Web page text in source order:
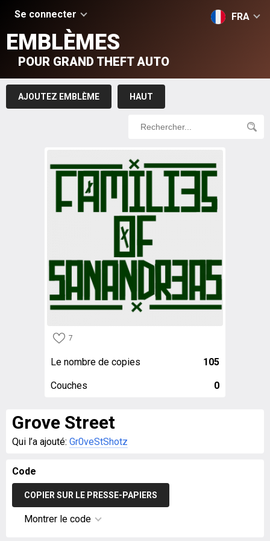
Se connecter FRA
EMBLÈMES
POUR GRAND THEFT AUTO
AJOUTEZ EMBLÈME HAUT
7
Le nombre de copies 105
Couches 0
Grove Street
Qui l’a ajouté: Gr0veStShotz
Code
COPIER SUR LE PRESSE-PAPIERS
Montrer le code